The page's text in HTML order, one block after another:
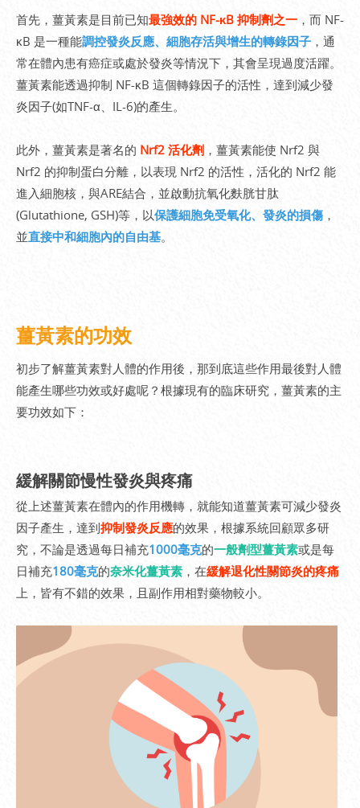
首先，薑黃素是目前已知最強效的 NF-κB 抑制劑之一 ，而 NF-
κB 是一種能調控發炎反應、細胞存活與增生的轉錄因子 ，通
常在體內患有癌症或處於發炎等情況下，其會呈現過度活躍。
薑黃素能透過抑制 NF-κB 這個轉錄因子的活性，達到減少發
炎因子(如TNF-α、IL-6)的產生。
此外，薑黃素是著名的 Nrf2 活化劑 ，薑黃素能使 Nrf2 與
Nrf2 的抑制蛋白分離，以表現 Nrf2 的活性，活化的 Nrf2 能
進入細胞核，與ARE結合，並啟動抗氧化麩胱甘肽
(Glutathione, GSH)等，以保護細胞免受氧化、發炎的損傷 ，
並直接中和細胞內的自由基。
薑黃素的功效
初步了解薑黃素對人體的作用後，那到底這些作用最後對人體
能產生哪些功效或好處呢？根據現有的臨床研究，薑黃素的主
要功效如下：
緩解關節慢性發炎與疼痛
從上述薑黃素在體內的作用機轉，就能知道薑黃素可減少發炎
因子產生，達到抑制發炎反應的效果，根據系統回顧眾多研
究，不論是透過每日補充1000毫克的一般劑型薑黃素或是每
日補充180毫克的奈米化薑黃素 ，在緩解退化性關節炎的疼痛
上，皆有不錯的效果，且副作用相對藥物較小。